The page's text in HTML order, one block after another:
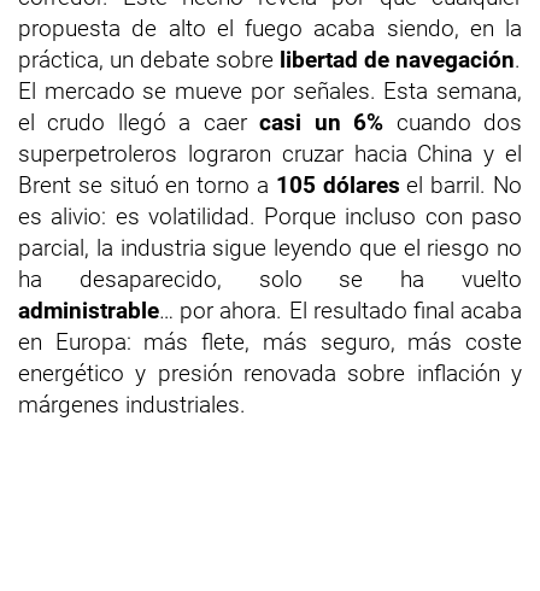
propuesta de alto el fuego acaba siendo, en la
práctica, un debate sobre libertad de navegación.
El mercado se mueve por señales. Esta semana,
el crudo llegó a caercasi un 6% cuando dos
superpetroleros lograron cruzar hacia China y el
Brent se situó en torno a 105 dólares el barril. No
es alivio: es volatilidad. Porque incluso con paso
parcial, la industria sigue leyendo que el riesgo no
ha desaparecido, solo se ha vuelto
administrable… por ahora. El resultado final acaba
en Europa: más flete, más seguro, más coste
energético y presión renovada sobre inflación y
márgenes industriales.